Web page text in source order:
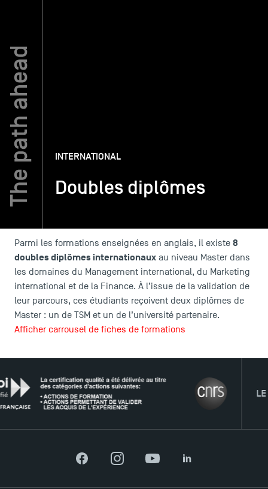
International
TSM-Research
TSM Doctoral Programme
Alumni
Le corps professoral
Accréditations
INTERNATIONAL
Doubles diplômes
Parmi les formations enseignées en anglais, il existe 8
doubles diplômes internationaux au niveau Master dans
les domaines du Management international, du Marketing
international et de la Finance. À l’issue de la validation de
leur parcours, ces étudiants reçoivent deux diplômes de
Master : un de TSM et un de l’université partenaire.
Afficher carrousel de fiches de formations
LE
FacebookInstagramYouTubeLinkedIn